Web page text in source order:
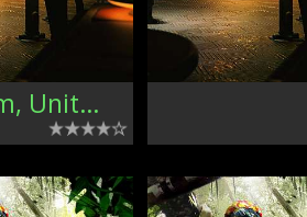
Isaac Yeram Kim, Unites States